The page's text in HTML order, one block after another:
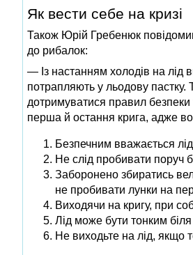
Як вести себе на кризі
Також Юрій Гребенюк
до рибалок:
— Із настанням холодів на лід
потрапляють у льодову пастку.
дотримуватися правил
перша й остання крига, адже
Безпечним вважається
Не слід пробивати поруч
Заборонено збиратись
не пробивати лунки на
Виходячи на кригу, при
Лід може бути тонким
Не виходьте на лід, якщо